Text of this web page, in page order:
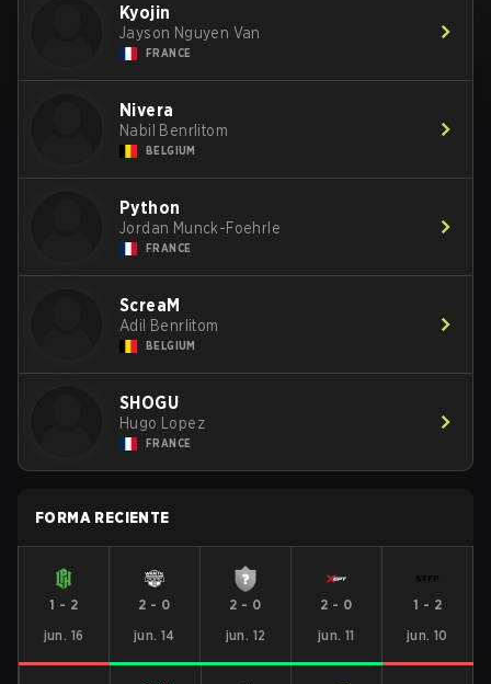
Kyojin
Jayson Nguyen Van
FRANCE
Nivera
Nabil Benrlitom
BELGIUM
Python
Jordan Munck-Foehrle
FRANCE
ScreaM
Adil Benrlitom
BELGIUM
SHOGU
Hugo Lopez
FRANCE
FORMA RECIENTE
1 - 2
jun. 16
2 - 0
jun. 14
2 - 0
jun. 12
2 - 0
jun. 11
1 - 2
jun. 10